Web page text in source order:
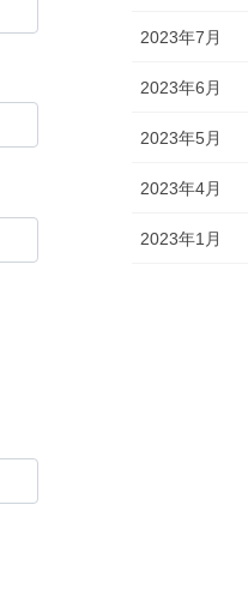
2023年7月
2023年6月
2023年5月
2023年4月
2023年1月